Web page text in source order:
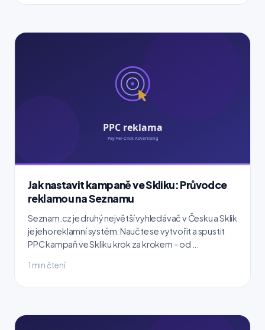
Jak nastavit kampaně ve Skliku: Průvodce
reklamou na Seznamu
Seznam.cz je druhý největší vyhledávač v Česku a Sklik
je jeho reklamní systém. Naučte se vytvořit a spustit
PPC kampaň ve Skliku krok za krokem – od ...
1 min čtení